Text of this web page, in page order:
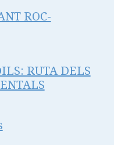
ROC-
RUTA DELS